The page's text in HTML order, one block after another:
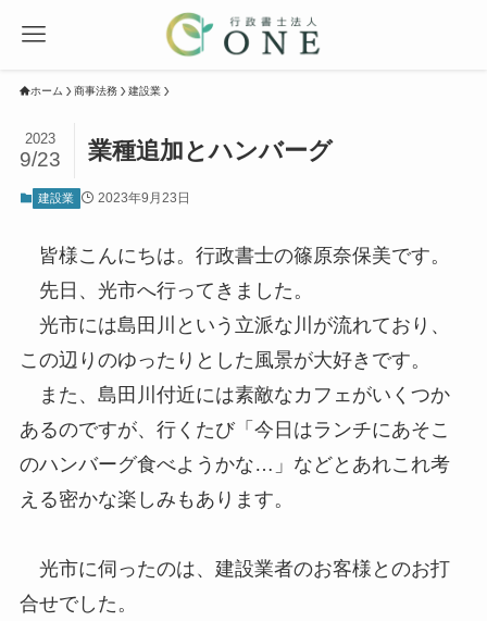
ホーム 商事法務 建設業
業種追加とハンバーグ
2023
9/23
建設業 2023年9月23日
皆様こんにちは。行政書士の篠原奈保美です。
先日、光市へ行ってきました。
光市には島田川という立派な川が流れており、
この辺りのゆったりとした風景が大好きです。
また、島田川付近には素敵なカフェがいくつか
あるのですが、行くたび「今日はランチにあそこ
のハンバーグ食べようかな…」などとあれこれ考
える密かな楽しみもあります。
光市に伺ったのは、建設業者のお客様とのお打
合せでした。